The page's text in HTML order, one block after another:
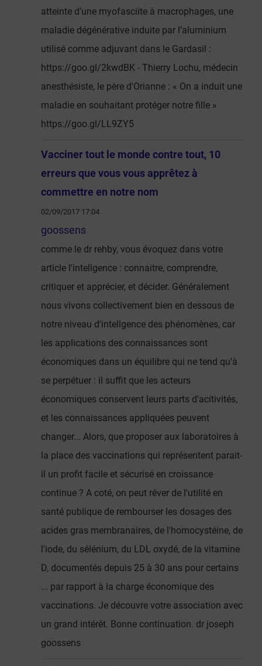
atteinte d’une myofasciite à macrophages, une
maladie dégénérative induite par l’aluminium
utilisé comme adjuvant dans le Gardasil :
https://goo.gl/2kwdBK - Thierry Lochu, médecin
anesthésiste, le père d'Orianne : « On a induit une
maladie en souhaitant protéger notre fille »
https://goo.gl/LL9ZY5
Vacciner tout le monde contre tout, 10
erreurs que vous vous apprêtez à
commettre en notre nom
02/09/2017 17:04
goossens
comme le dr rehby, vous évoquez dans votre
article l'intellgence : connaitre, comprendre,
critiquer et apprécier, et décider. Généralement
nous vivons collectivement bien en dessous de
notre niveau d'intellgence des phénomènes, car
les applications des connaissances sont
économiques dans un équilibre qui ne tend qu'à
se perpétuer : il suffit que les acteurs
économiques conservent leurs parts d'acitivités,
et les connaissances appliquées peuvent
changer... Alors, que proposer aux laboratoires à
la place des vaccinations qui représentent parait-
il un profit facile et sécurisé en croissance
continue ? A coté, on peut réver de l'utilité en
santé publique de rembourser les dosages des
acides gras membranaires, de l'homocystéine, de
l'iode, du sélénium, du LDL oxydé, de la vitamine
D, documentés depuis 25 à 30 ans pour certains
... par rapport à la charge économique des
vaccinations. Je découvre votre association avec
un grand intérêt. Bonne continuation. dr joseph
goossens